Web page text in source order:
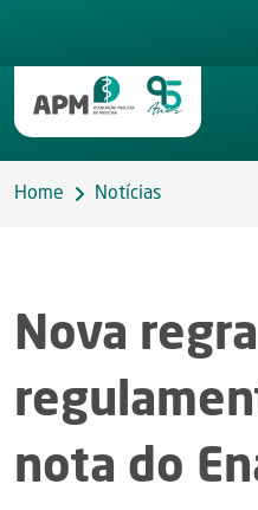
Home Notícias
Nova
nota do